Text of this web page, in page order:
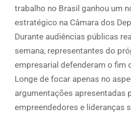
trabalho no Brasil ganhou um
estratégico na Câmara dos
Durante audiências públicas
semana, representantes do
empresarial defenderam o fim
Longe de focar apenas no
argumentações apresentadas
empreendedores e lideranças